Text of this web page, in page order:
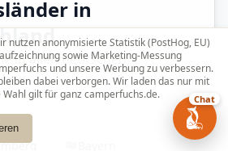
in
in allen deutschen
nutzen anonymisierte Statistik (PostHog, EU)
sowie Marketing-Messung
und unsere Werbung zu verbessern.
dabei verborgen. Wir laden das nur mit
gilt für ganz camperfuchs.de.
Chat